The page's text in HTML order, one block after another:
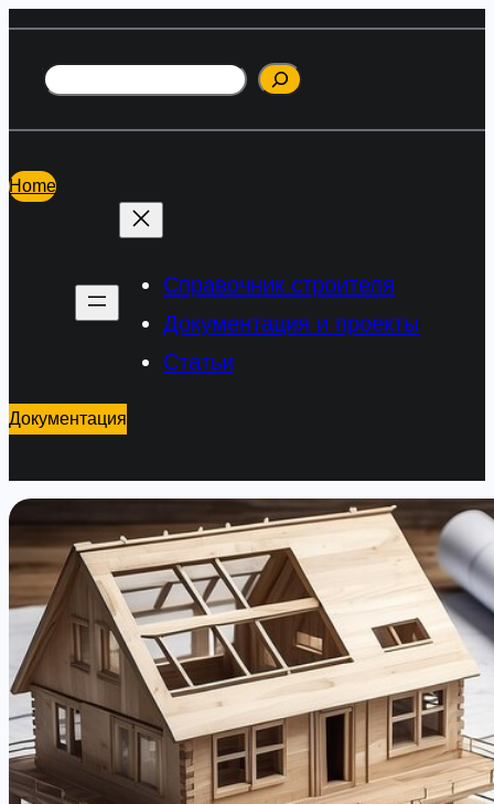
содержимому
Поиск
Home
Справочник строителя
Документация и проекты
Статьи
Документация